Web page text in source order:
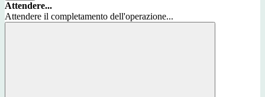
Attendere...
Attendere il completamento dell'operazione...